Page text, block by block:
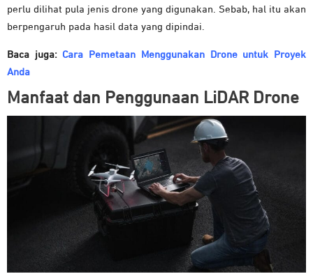
perlu dilihat pula jenis drone yang digunakan. Sebab, hal itu akan
berpengaruh pada hasil data yang dipindai.
Baca juga: Cara Pemetaan Menggunakan Drone untuk Proyek
Anda
Manfaat dan Penggunaan LiDAR Drone